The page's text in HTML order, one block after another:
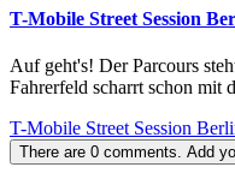
T-Mobile Street Session
Auf geht's! Der Parcours
Fahrerfeld scharrt schon mit
T-Mobile Street Session
There are 0 comments. Add